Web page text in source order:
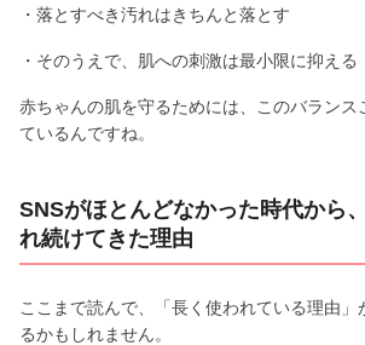
・落とすべき汚れはきちんと落とす
・そのうえで、肌への刺激は最小限に抑える
赤ちゃんの肌を守るためには、このバランス
ているんですね。
SNSがほとんどなかった時代から
れ続けてきた理由
ここまで読んで、「長く使われている理由」
るかもしれません。